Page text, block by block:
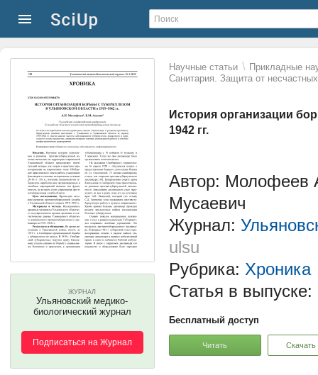
Научные статьи \ Прикладные
Санитария. Защита от
История организации
1942 гг.
ЖУРНАЛ
Ульяновский медико-
биологический журнал
Подписаться на Журнал
Автор: Молофеев
Мусаевич
Журнал:
ulsu
Рубрика: Хроника
Статья в выпуске:
Бесплатный доступ
Читать Скачать